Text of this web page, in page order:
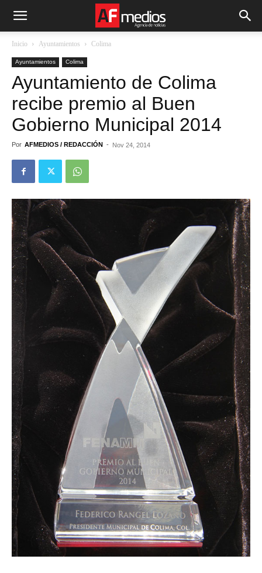
Inicio Ayuntamientos Colima
Ayuntamientos Colima
Ayuntamiento de Colima
recibe premio al Buen
Gobierno Municipal 2014
Por AFMEDIOS / REDACCIÓN - Nov 24, 2014